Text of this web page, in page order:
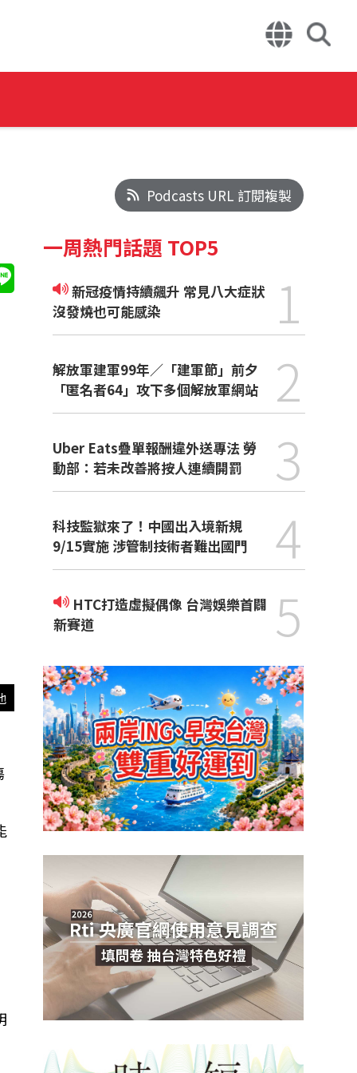
Podcasts URL 訂閱複製
一周熱門話題 TOP5
新冠疫情持續飆升 常見八大症狀
沒發燒也可能感染
1
解放軍建軍99年／「建軍節」前夕
「匿名者64」攻下多個解放軍網站
2
Uber Eats疊單報酬違外送專法 勞
動部：若未改善將按人連續開罰
3
科技監獄來了！中國出入境新規
9/15實施 涉管制技術者難出國門
4
新賽道
5